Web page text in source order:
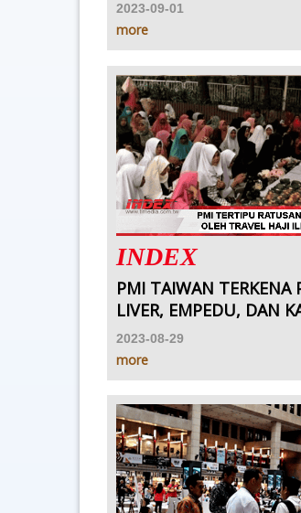
2023-09-01
more
INDEX
PMI TAIWAN TERKENA
LIVER, EMPEDU, DAN
2023-08-29
more